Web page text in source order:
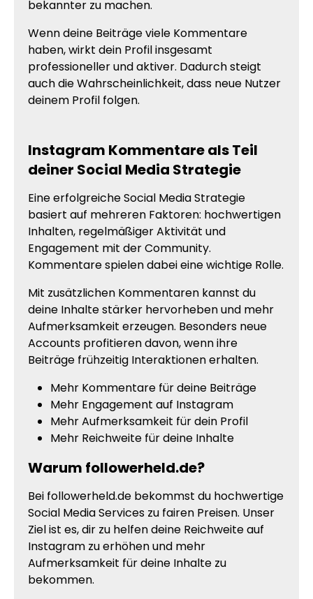
bekannter zu machen.
Wenn deine Beiträge viele Kommentare
haben, wirkt dein Profil insgesamt
professioneller und aktiver. Dadurch steigt
auch die Wahrscheinlichkeit, dass neue Nutzer
deinem Profil folgen.
Instagram Kommentare als Teil
deiner Social Media Strategie
Eine erfolgreiche Social Media Strategie
basiert auf mehreren Faktoren: hochwertigen
Inhalten, regelmäßiger Aktivität und
Engagement mit der Community.
Kommentare spielen dabei eine wichtige Rolle.
Mit zusätzlichen Kommentaren kannst du
deine Inhalte stärker hervorheben und mehr
Aufmerksamkeit erzeugen. Besonders neue
Accounts profitieren davon, wenn ihre
Beiträge frühzeitig Interaktionen erhalten.
Mehr Kommentare für deine Beiträge
Mehr Engagement auf Instagram
Mehr Aufmerksamkeit für dein Profil
Mehr Reichweite für deine Inhalte
Warum followerheld.de?
Bei followerheld.de bekommst du hochwertige
Social Media Services zu fairen Preisen. Unser
Ziel ist es, dir zu helfen deine Reichweite auf
Instagram zu erhöhen und mehr
Aufmerksamkeit für deine Inhalte zu
bekommen.